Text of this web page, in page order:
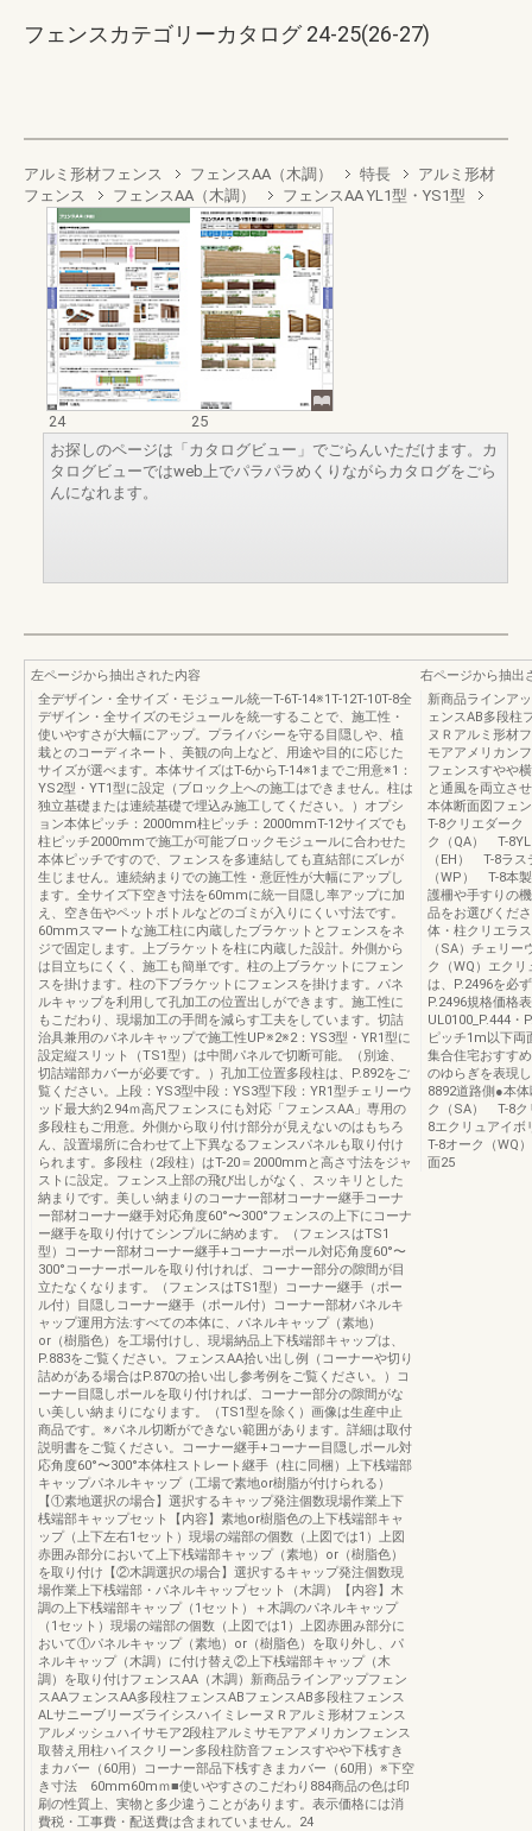
フェンスカテゴリーカタログ 24-25(26-27)
アルミ形材フェンス フェンスAA（木調） 特長
アルミ形材
フェンス
フェンスAA（木調） フェンスAA YL1型・YS1型
24
25
お探しのページは「カタログビュー」でごらんいただけます。カ
タログビューではweb上でパラパラめくりながらカタログをごら
んになれます。
左ページから抽出された内容
全デザイン・全サイズ・モジュール統一T-6T-14※1T-12T-10T-8全
デザイン・全サイズのモジュールを統一することで、施工性・
使いやすさが大幅にアップ。プライバシーを守る目隠しや、植
栽とのコーディネート、美観の向上など、用途や目的に応じた
サイズが選べます。本体サイズはT-6からT-14※1までご用意※1：
YS2型・YT1型に設定（ブロック上への施工はできません。柱は
独立基礎または連続基礎で埋込み施工してください。）オプシ
ョン本体ピッチ：2000mm柱ピッチ：2000mmT-12サイズでも
柱ピッチ2000mmで施工が可能ブロックモジュールに合わせた
本体ピッチですので、フェンスを多連結しても直結部にズレが
生じません。連続納まりでの施工性・意匠性が大幅にアップし
ます。全サイズ下空き寸法を60mmに統一目隠し率アップに加
え、空き缶やペットボトルなどのゴミが入りにくい寸法です。
60mmスマートな施工柱に内蔵したブラケットとフェンスをネ
ジで固定します。上ブラケットを柱に内蔵した設計。外側から
は目立ちにくく、施工も簡単です。柱の上ブラケットにフェン
スを掛けます。柱の下ブラケットにフェンスを掛けます。パネ
ルキャップを利用して孔加工の位置出しができます。施工性に
もこだわり、現場加工の手間を減らす工夫をしています。切詰
治具兼用のパネルキャップで施工性UP※2※2：YS3型・YR1型に
設定縦スリット（TS1型）は中間パネルで切断可能。（別途、
切詰端部カバーが必要です。）孔加工位置多段柱は、P.892をご
覧ください。上段：YS3型中段：YS3型下段：YR1型チェリーウ
ッド最大約2.94ｍ高尺フェンスにも対応「フェンスAA」専用の
多段柱もご用意。外側から取り付け部分が見えないのはもちろ
ん、設置場所に合わせて上下異なるフェンスパネルも取り付け
られます。多段柱（2段柱）はT-20＝2000mmと高さ寸法をジャ
ストに設定。フェンス上部の飛び出しがなく、スッキリとした
納まりです。美しい納まりのコーナー部材コーナー継手コーナ
ー部材コーナー継手対応角度60°〜300°フェンスの上下にコーナ
ー継手を取り付けてシンプルに納めます。（フェンスはTS1
型）コーナー部材コーナー継手+コーナーポール対応角度60°〜
300°コーナーポールを取り付ければ、コーナー部分の隙間が目
立たなくなります。（フェンスはTS1型）コーナー継手（ポー
ル付）目隠しコーナー継手（ポール付）コーナー部材パネルキ
ャップ運用方法:すべての本体に、パネルキャップ（素地）
or（樹脂色）を工場付けし、現場納品上下桟端部キャップは、
P.883をご覧ください。フェンスAA拾い出し例（コーナーや切り
詰めがある場合はP.870の拾い出し参考例をご覧ください。）コ
ーナー目隠しポールを取り付ければ、コーナー部分の隙間がな
い美しい納まりになります。（TS1型を除く）画像は生産中止
商品です。※パネル切断ができない範囲があります。詳細は取付
説明書をご覧ください。コーナー継手+コーナー目隠しポール対
応角度60°〜300°本体柱ストレート継手（柱に同梱）上下桟端部
キャップパネルキャップ（工場で素地or樹脂が付けられる）
【①素地選択の場合】選択するキャップ発注個数現場作業上下
桟端部キャップセット【内容】素地or樹脂色の上下桟端部キャ
ップ（上下左右1セット）現場の端部の個数（上図では1）上図
赤囲み部分において上下桟端部キャップ（素地）or（樹脂色）
を取り付け【②木調選択の場合】選択するキャップ発注個数現
場作業上下桟端部・パネルキャップセット（木調）【内容】木
調の上下桟端部キャップ（1セット）＋木調のパネルキャップ
（1セット）現場の端部の個数（上図では1）上図赤囲み部分に
おいて①パネルキャップ（素地）or（樹脂色）を取り外し、パ
ネルキャップ（木調）に付け替え②上下桟端部キャップ（木
調）を取り付けフェンスAA（木調）新商品ラインアップフェン
スAAフェンスAA多段柱フェンスABフェンスAB多段柱フェンス
ALサニーブリーズライシスハイミレーヌＲアルミ形材フェンス
アルメッシュハイサモア2段柱アルミサモアアメリカンフェンス
取替え用柱ハイスクリーン多段柱防音フェンスすやや下桟すき
まカバー（60用）コーナー部品下桟すきまカバー（60用）※下空
き寸法 60mm60mｍ■使いやすさのこだわり884商品の色は印
刷の性質上、実物と多少違うことがあります。表示価格には消
費税・工事費・配送費は含まれていません。24
右ページから抽出
新商品ラインア
ェンスAB多段柱
ヌＲアルミ形材
モアアメリカン
フェンスすやや
と通風を両立さ
本体断面図フェ
T-8クリエダー
ク（QA） T-
（EH） T-8ラ
（WP） T-8本
護柵や手すりの
品をお選びくだ
体・柱クリエラ
（SA）チェリ
ク（WQ）エク
は、P.2496を必
P.2496規格価格
UL0100_P.444・
ピッチ1m以下両
集合住宅おすす
のゆらぎを表現
8892道路側●本
ク（SA） T-8ク
8エクリュアイ
T-8オーク（WQ
面25